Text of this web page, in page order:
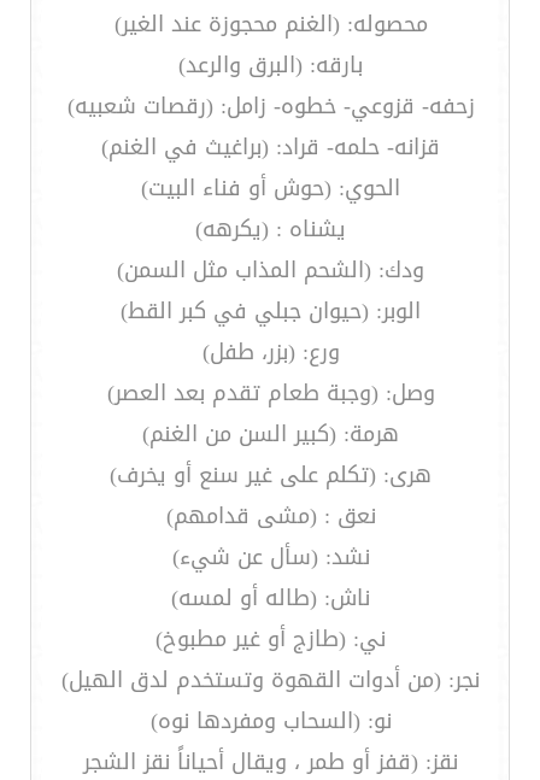
محصوله: (الغنم محجوزة عند الغير)
بارقه: (البرق والرعد)
زحفه- قزوعي- خطوه- زامل: (رقصات شعبيه)
قزانه- حلمه- قراد: (براغيث في الغنم)
الحوي: (حوش أو فناء البيت)
يشناه : (يكرهه)
ودك: (الشحم المذاب مثل السمن)
الوبر: (حيوان جبلي في كبر القط)
ورع: (بزر، طفل)
وصل: (وجبة طعام تقدم بعد العصر)
هرمة: (كبير السن من الغنم)
هرى: (تكلم على غير سنع أو يخرف)
نعق : (مشى قدامهم)
نشد: (سأل عن شيء)
ناش: (طاله أو لمسه)
ني: (طازج أو غير مطبوخ)
نجر: (من أدوات القهوة وتستخدم لدق الهيل)
نو: (السحاب ومفردها نوه)
نقز: (قفز أو طمر ، ويقال أحياناً نقز الشجر